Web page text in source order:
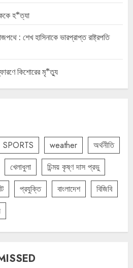
হ*ত্যা
: শেখ হাসিনাকে ভারপ্রাপ্ত রাষ্ট্রপতি
কিশোরের মৃ*ত্যু
SPORTS weather
অর্থনীতি
খেলাধুলা
চিন্ময় কৃষ্ণ দাস প্রভু
প্রযুক্তি বাংলাদেশ
বিজিবি